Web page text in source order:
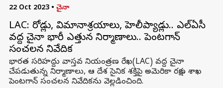
22 Oct 2023 • చైనా
LAC: రోడ్లు, విమానాశ్రయాలు, హెలీప్యాడ్లు.. ఎల్ఏసీ
వద్ద చైనా భారీ ఎత్తున నిర్మాణాలు.. పెంటగాన్
సంచలన నివేదిక
భారత సరిహద్దు వాస్తవ నియంత్రణ రేఖ(LAC) వద్ద చైనా
చేపడుతున్న నిర్మాణాలు, ఆ దేశ సైనిక శక్తిపై అమెరికా రక్షణ శాఖ
పెంటగాన్‌ సంచలన నివేదికను వెల్లడించింది.